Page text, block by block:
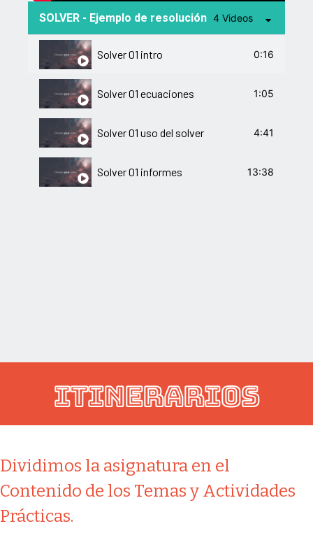
SOLVER - Ejemplo de resolución 4 Videos
Solver 01 intro 0:16
Solver 01 ecuaciones 1:05
Solver 01 uso del solver 4:41
Solver 01 informes 13:38
ITINERARIOS
Dividimos la asignatura en el
Contenido de los Temas y Actividades
Prácticas.